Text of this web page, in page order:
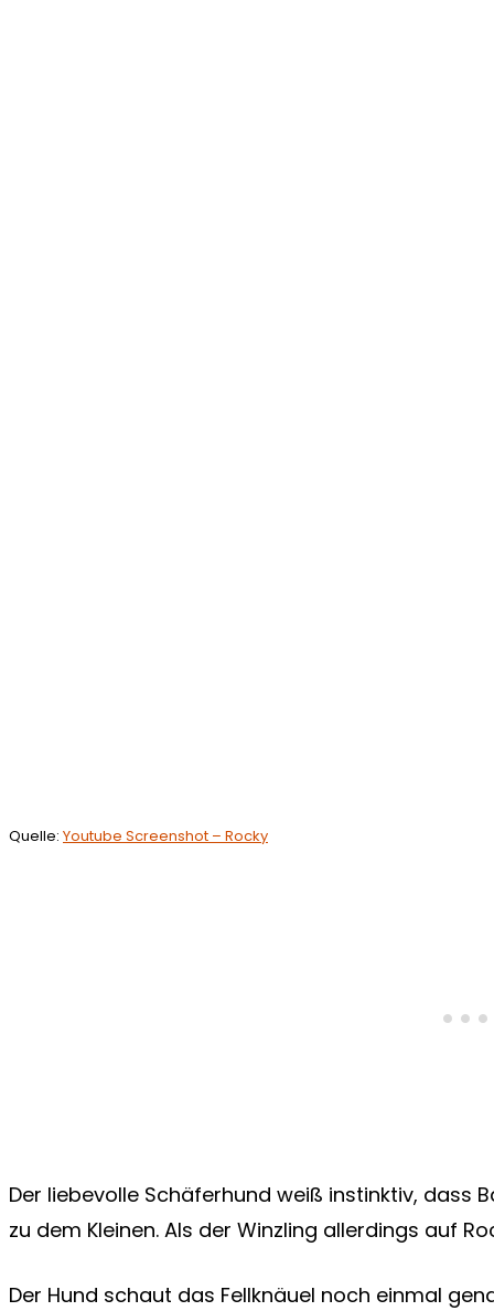
Quelle: Youtube Screenshot – Rocky
Der liebevolle Schäferhund weiß instinktiv, dass
zu dem Kleinen. Als der Winzling allerdings auf
Der Hund schaut das Fellknäuel noch einmal